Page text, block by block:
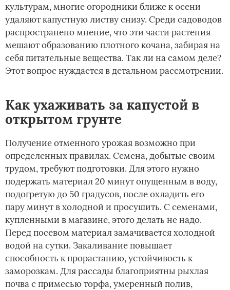
культурам, многие огородники ближе к осени
удаляют капустную листву снизу. Среди садоводов
распространено мнение, что эти части растения
мешают образованию плотного кочана, забирая на
себя питательные вещества. Так ли на самом деле?
Этот вопрос нуждается в детальном рассмотрении.
Как ухаживать за капустой в
открытом грунте
Получение отменного урожая возможно при
определенных правилах. Семена, добытые своим
трудом, требуют подготовки. Для этого нужно
подержать материал 20 минут опущенным в воду,
подогретую до 50 градусов, после охладить его
пару минут в холодной и просушить. С семенами,
купленными в магазине, этого делать не надо.
Перед посевом материал замачивается холодной
водой на сутки. Закаливание повышает
способность к прорастанию, устойчивость к
заморозкам. Для рассады благоприятны рыхлая
почва с примесью торфа, умеренный полив,